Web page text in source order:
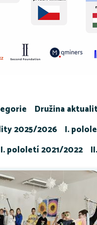
Družina
2025/2026
I.
pololetí 2021/2022